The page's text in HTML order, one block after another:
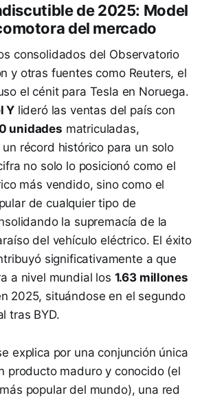
de 2025: Model
del mercado
consolidados del Observatorio
y otras fuentes como Reuters, el
el cénit para Tesla en Noruega.
Y lideró las ventas del país con
unidades matriculadas,
récord histórico para un solo
no solo lo posicionó como el
más vendido, sino como el
de cualquier tipo de
la supremacía de la
del vehículo eléctrico. El éxito
significativamente a que
a nivel mundial los 1.63 millones
2025, situándose en el segundo
tras BYD.
explica por una conjunción única
producto maduro y conocido (el
popular del mundo), una red